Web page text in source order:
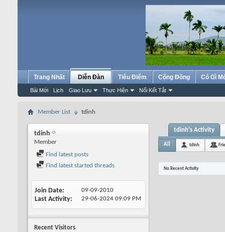
Trang Nhất Diễn Đàn
Bài Mới Lịch Giao Lưu Thực Hiện Nối Kết Tắt
Tiêu Điểm Cộng Đồng Có Gì
Member List tdinh
tdinh
Member
Find latest posts
Find latest started threads
Join Date 09-09-2010
Last Activity 29-06-2024 09:09 PM
Recent Visitors
tdinh's Activity
All tdinh
No Recent Activity